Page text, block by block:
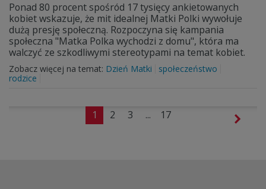
Ponad 80 procent spośród 17 tysięcy ankietowanych
kobiet wskazuje, że mit idealnej Matki Polki wywołuje
dużą presję społeczną. Rozpoczyna się kampania
społeczna "Matka Polka wychodzi z domu", która ma
walczyć ze szkodliwymi stereotypami na temat kobiet.
Zobacz więcej na temat: Dzień Matki
społeczeństwo
rodzice
1 2 3 ... 17